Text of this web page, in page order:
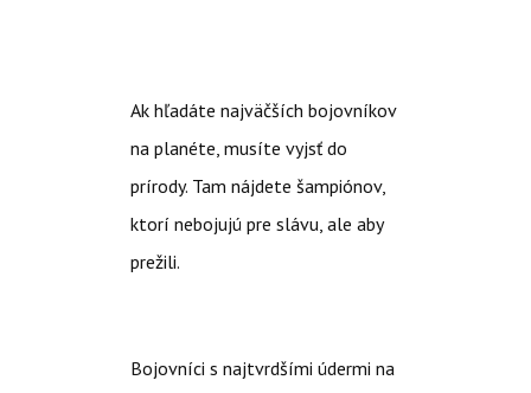
Ak hľadáte najväčších bojovníkov
na planéte, musíte vyjsť do
prírody. Tam nájdete šampiónov,
ktorí nebojujú pre slávu, ale aby
prežili.
Bojovníci s najtvrdšími údermi na